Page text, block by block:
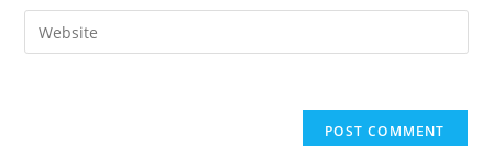
comment
email
address
Enter
your